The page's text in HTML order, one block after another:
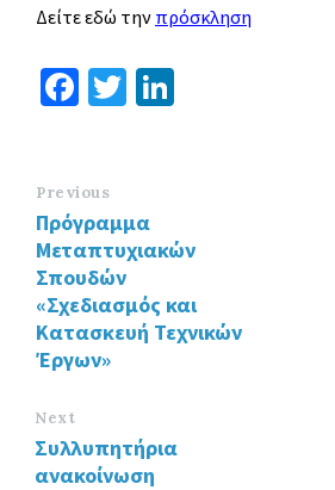
Δείτε εδώ την πρόσκληση
Fa
o
o
k
T
n
Previous
Πρόγραμμα
Μεταπτυχιακών
Σπουδών
«Σχεδιασμός και
Κατασκευή Τεχνικών
Έργων»
Next
Συλλυπητήρια
ανακοίνωση